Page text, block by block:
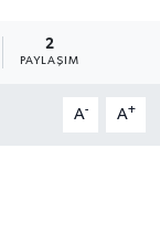
2
PAYLAŞIM
A- A+